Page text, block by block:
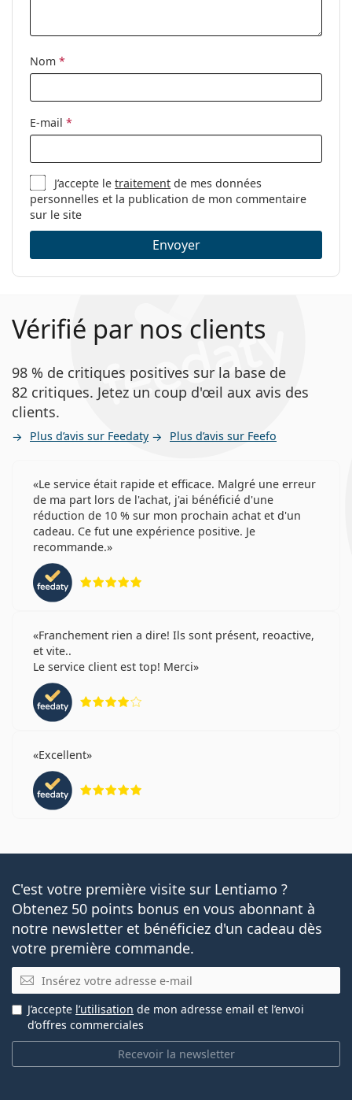
Autres
Sexe:
Marque:
Nom *
E-mail *
J’accepte letraitement de mes données
personnelles et la publication de mon commentaire
sur le site
Envoyer
Vérifié par nos clients
98 % de critiques positives sur la base de
82 critiques. Jetez un coup d'œil aux avis des
clients.
Plus d’avis sur Feedaty Plus d’avis sur Feefo
Le service était rapide et efficace. Malgré une erreur
de ma part lors de l'achat, j'ai bénéficié d'une
réduction de 10 % sur mon prochain achat et d'un
cadeau. Ce fut une expérience positive. Je
recommande.
Franchement rien a dire! Ils sont présent, reoactive,
et vite..
Le service client est top! Merci
Excellent
C'est votre première visite sur Lentiamo ?
Obtenez 50 points bonus en vous abonnant à
notre newsletter et bénéficiez d'un cadeau dès
votre première commande.
E-mail
Recevoir la newsletter
J’accepte l’utilisation de mon adresse email et l’envoi
d’offres commerciales